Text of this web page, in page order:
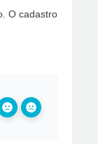
O cadastro